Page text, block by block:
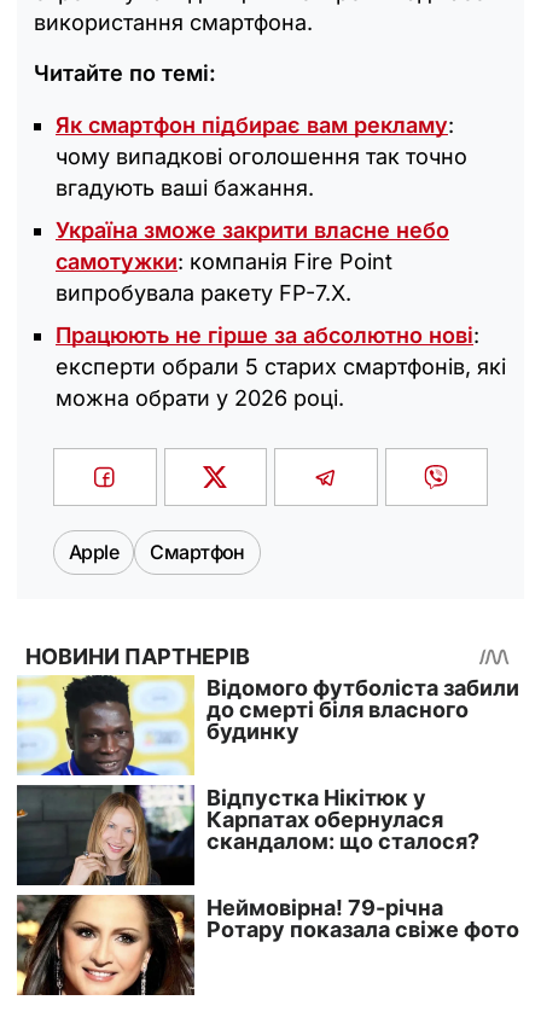
використання смартфона.
Читайте по темі:
Як смартфон підбирає вам рекламу:
чому випадкові оголошення так точно
вгадують ваші бажання.
Україна зможе закрити власне небо
самотужки: компанія Fire Point
випробувала ракету FP-7.X.
Працюють не гірше за абсолютно нові:
експерти обрали 5 старих смартфонів, які
можна обрати у 2026 році.
Apple Смартфон